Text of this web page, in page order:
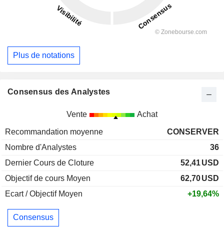
Plus de notations
Consensus des Analystes
Vente Achat
Recommandation moyenne
CONSERVER
Nombre d'Analystes
36
Dernier Cours de Cloture
52,41USD
Objectif de cours Moyen
62,70USD
Ecart / Objectif Moyen
+19,64%
Consensus